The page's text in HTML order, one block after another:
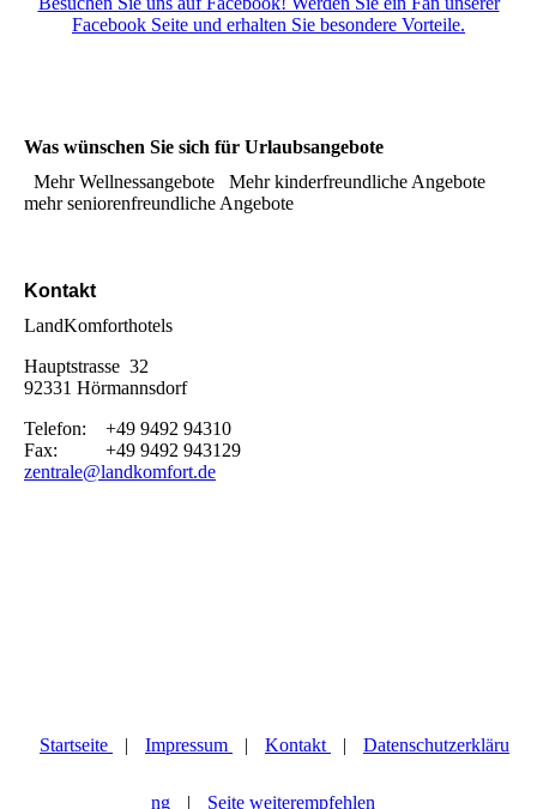
Facebook Seite und erhalten Sie besondere Vorteile.
Was wünschen Sie sich für Urlaubsangebote
Mehr Wellnessangebote
Mehr kinderfreundliche Angebote
mehr seniorenfreundliche Angebote
Kontakt
LandKomforthotels
Hauptstrasse 32
92331 Hörmannsdorf
Telefon: +49 9492 94310
Fax: +49 9492 943129
zentrale@landkomfort.de
Startseite | Impressum | Kontakt | Datenschutzerkläru
ng | Seite weiterempfehlen